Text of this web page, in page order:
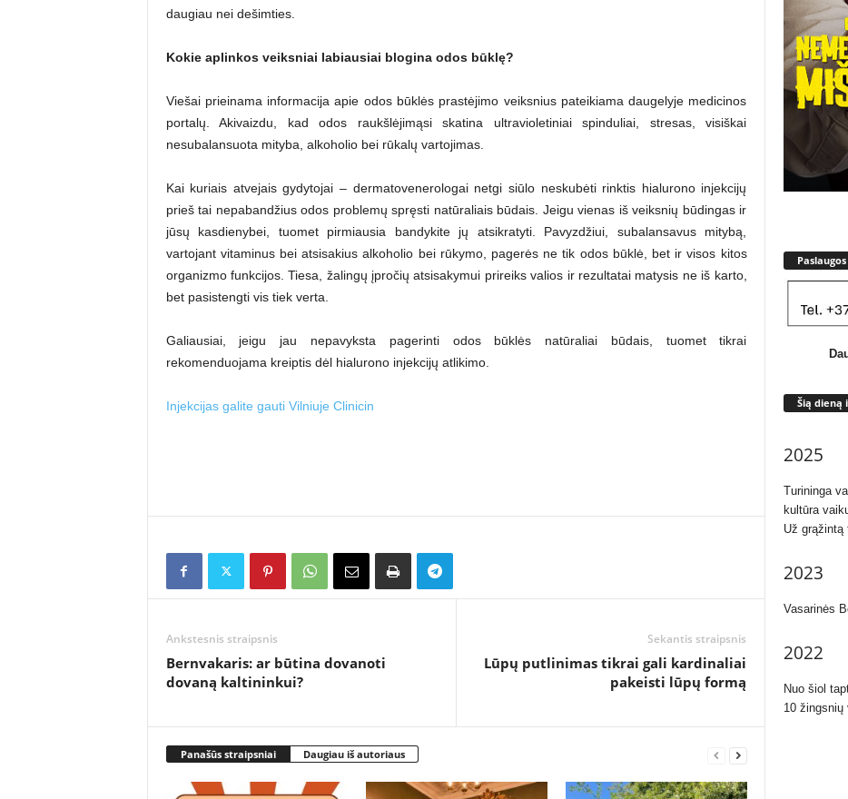
daugiau nei dešimties.
Kokie aplinkos veiksniai labiausiai blogina odos būklę?
Viešai prieinama informacija apie odos būklės prastėjimo veiksnius pateikiama daugelyje medicinos
portalų. Akivaizdu, kad odos raukšlėjimąsi skatina ultravioletiniai spinduliai, stresas, visiškai
nesubalansuota mityba, alkoholio bei rūkalų vartojimas.
Kai kuriais atvejais gydytojai – dermatovenerologai netgi siūlo neskubėti rinktis hialurono injekcijų
prieš tai nepabandžius odos problemų spręsti natūraliais būdais. Jeigu vienas iš veiksnių būdingas ir
jūsų kasdienybei, tuomet pirmiausia bandykite jų atsikratyti. Pavyzdžiui, subalansavus mitybą,
vartojant vitaminus bei atsisakius alkoholio bei rūkymo, pagerės ne tik odos būklė, bet ir visos kitos
organizmo funkcijos. Tiesa, žalingų įpročių atsisakymui prireiks valios ir rezultatai matysis ne iš karto,
bet pasistengti vis tiek verta.
Galiausiai, jeigu jau nepavyksta pagerinti odos būklės natūraliai būdais, tuomet tikrai
rekomenduojama kreiptis dėl hialurono injekcijų atlikimo.
Injekcijas galite gauti Vilniuje Clinicin
Ankstesnis straipsnis
Bernvakaris: ar būtina dovanoti
dovaną kaltininkui?
Sekantis straipsnis
Lūpų putlinimas tikrai gali kardinaliai
pakeisti lūpų formą
Panašūs straipsniai Daugiau iš autoriaus
Šią dieną
2025
Turininga
kultūra
Už grąžintą
2023
Vasarinės
2022
Nuo šiol
10 žingsnių